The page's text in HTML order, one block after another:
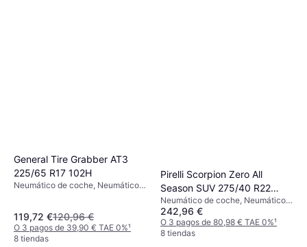
General Tire Grabber AT3
225/65 R17 102H
Neumático de coche, Neumáticos
invierno, No, Coche de Pasajeros,
Vehículo Utilitario Deportivo, 4x4,
Perfil 65 %, Índice de Velocidad H
119,72 €120,96 €
O 3 pagos de 39,90 € TAE 0%¹
8 tiendas
Pirelli Scorpion Zero All
Season SUV 275/40 R22
108Y XL PNCS
Neumático de coche, Neumáticos
para todas las estaciones, No,
Vehículo Utilitario Deportivo, Perfil
40 %, Índice de Velocidad Y (300
242,96 €
O 3 pagos de 80,98 € TAE 0%¹
8 tiendas